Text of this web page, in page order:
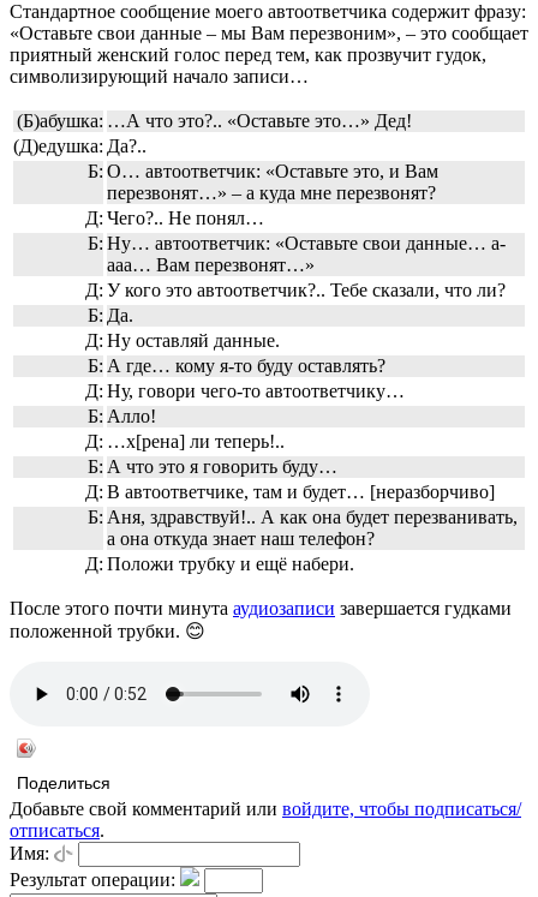
Стандартное сообщение моего автоответчика содержит фразу:
«Оставьте свои данные – мы Вам перезвоним», – это сообщает
приятный женский голос перед тем, как прозвучит гудок,
символизирующий начало записи…
(Б)абушка: …А что это?.. «Оставьте это…» Дед!
(Д)едушка: Да?..
Б: О… автоответчик: «Оставьте это, и Вам
перезвонят…» – а куда мне перезвонят?
Д: Чего?.. Не понял…
Б: Ну… автоответчик: «Оставьте свои данные… а-
ааа… Вам перезвонят…»
Д: У кого это автоответчик?.. Тебе сказали, что ли?
Б: Да.
Д: Ну оставляй данные.
Б: А где… кому я-то буду оставлять?
Д: Ну, говори чего-то автоответчику…
Б: Алло!
Д: …х[рена] ли теперь!..
Б: А что это я говорить буду…
Д: В автоответчике, там и будет… [неразборчиво]
Б: Аня, здравствуй!.. А как она будет перезванивать,
а она откуда знает наш телефон?
Д: Положи трубку и ещё набери.
После этого почти минута аудиозаписи завершается гудками
положенной трубки. 😊
Поделиться
Добавьте свой комментарий или войдите, чтобы подписаться/
отписаться.
Имя:
Результат операции: